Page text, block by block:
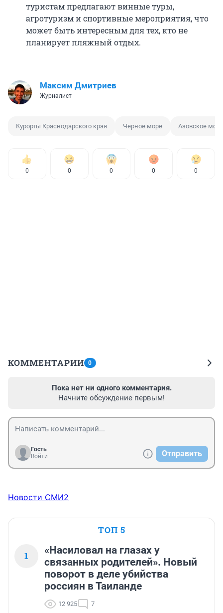
туристам предлагают винные туры,
агротуризм и спортивные мероприятия, что
может быть интересным для тех, кто не
планирует пляжный отдых.
Максим Дмитриев
Журналист
Курорты Краснодарского края Черное море Азовское море
0 0 0 0 0
КОММЕНТАРИИ 0
Пока нет ни одного комментария.
Начните обсуждение первым!
Гость
Войти
Отправить
Новости СМИ2
ТОП 5
1
«Насиловал на глазах у
связанных родителей». Новый
поворот в деле убийства
россиян в Таиланде
12 925 7